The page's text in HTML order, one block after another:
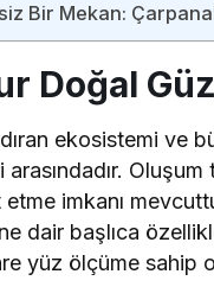
Bir Mekan:
Doğal
ekosistemi ve
arasındadır.
imkanı
dair başlıca
yüz ölçüme sahip